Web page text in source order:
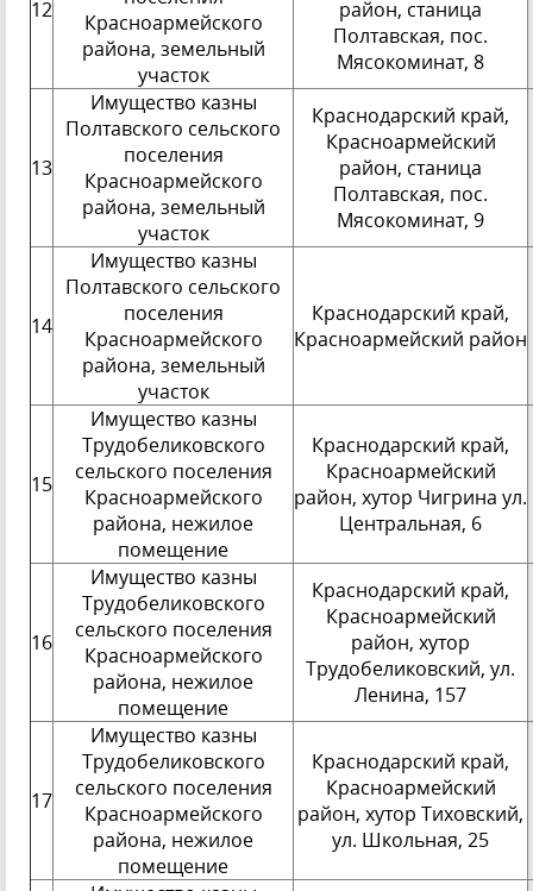
12
Красноармейского
района, земельный
участок
район, станица
Полтавская, пос.
Мясокоминат, 8
13
Имущество казны
Полтавского сельского
поселения
Красноармейского
района, земельный
участок
Краснодарский край,
Красноармейский
район, станица
Полтавская, пос.
Мясокоминат, 9
14
Имущество казны
Полтавского сельского
поселения
Красноармейского
района, земельный
участок
Краснодарский край,
Красноармейский район
15
Имущество казны
Трудобеликовского
сельского поселения
Красноармейского
района, нежилое
помещение
Краснодарский край,
Красноармейский
район, хутор Чигрина ул.
Центральная, 6
16
Имущество казны
Трудобеликовского
сельского поселения
Красноармейского
района, нежилое
помещение
Краснодарский край,
Красноармейский
район, хутор
Трудобеликовский, ул.
Ленина, 157
17
Имущество казны
Трудобеликовского
сельского поселения
Красноармейского
района, нежилое
помещение
Краснодарский край,
Красноармейский
район, хутор Тиховский,
ул. Школьная, 25